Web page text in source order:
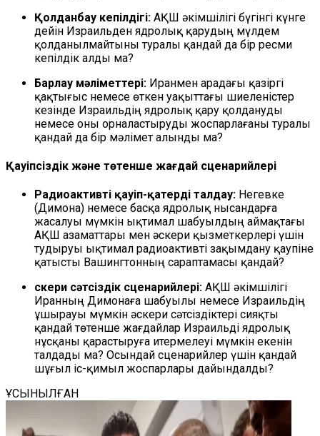
Қолданбау кепілдігі: АҚШ әкімшілігі бүгінгі күнге
дейін Израильден ядролық қарудың мүлдем
қолданылмайтыны туралы қандай да бір ресми
кепілдік алды ма?
Барлау мәліметтері: Иранмен арадағы қазіргі
қақтығыс немесе өткен уақыттағы шиеленістер
кезінде Израильдің ядролық қару қолдануды
немесе оны орналастыруды жоспарлағаны туралы
қандай да бір мәлімет алынды ма?
Қауіпсіздік және төтенше жағдай сценарийлері
Радиоактивті қауіп-қатерді талдау: Негевке
(Димона) немесе басқа ядролық нысандарға
жасалуы мүмкін ықтимал шабуылдың аймақтағы
АҚШ азаматтары мен әскери қызметкерлері үшін
тудыруы ықтимал радиоактивті зақымдану қаупіне
қатысты Вашингтонның сараптамасы қандай?
Әскери сәтсіздік сценарийлері: АҚШ әкімшілігі
Иранның Димонаға шабуылы немесе Израильдің
ұшырауы мүмкін әскери сәтсіздіктері сияқты
қандай төтенше жағдайлар Израильді ядролық
нұсқаны қарастыруға итермелеуі мүмкін екенін
талдады ма? Осындай сценарийлер үшін қандай
шұғыл іс-қимыл жоспарлары дайындалды?
ҰСЫНЫЛҒАН